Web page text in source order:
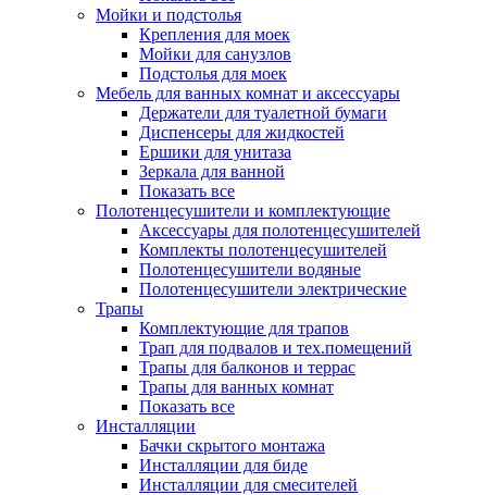
Мойки и подстолья
Крепления для моек
Мойки для санузлов
Подстолья для моек
Мебель для ванных комнат и аксессуары
Держатели для туалетной бумаги
Диспенсеры для жидкостей
Ершики для унитаза
Зеркала для ванной
Показать все
Полотенцесушители и комплектующие
Аксессуары для полотенцесушителей
Комплекты полотенцесушителей
Полотенцесушители водяные
Полотенцесушители электрические
Трапы
Комплектующие для трапов
Трап для подвалов и тех.помещений
Трапы для балконов и террас
Трапы для ванных комнат
Показать все
Инсталляции
Бачки скрытого монтажа
Инсталляции для биде
Инсталляции для смесителей